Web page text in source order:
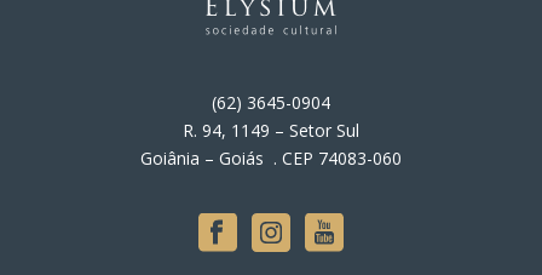
(62) 3645-0904
R. 94, 1149 – Setor Sul
Goiânia – Goiás . CEP 74083-060